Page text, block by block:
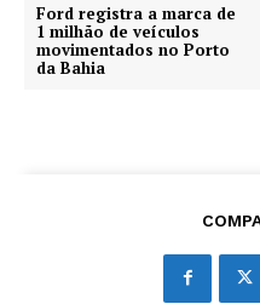
Ford registra a marca de
1 milhão de veículos
movimentados no Porto
da Bahia